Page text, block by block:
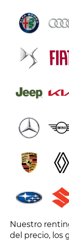
Nuestro
del precio, los